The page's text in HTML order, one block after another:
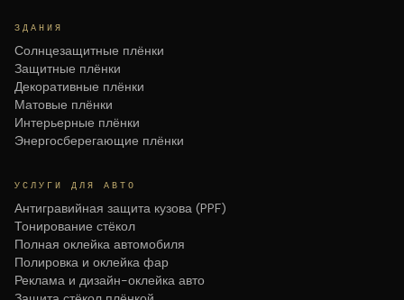
ЗДАНИЯ
Солнцезащитные плёнки
Защитные плёнки
Декоративные плёнки
Матовые плёнки
Интерьерные плёнки
Энергосберегающие плёнки
УСЛУГИ ДЛЯ АВТО
Антигравийная защита кузова (PPF)
Тонирование стёкол
Полная оклейка автомобиля
Полировка и оклейка фар
Реклама и дизайн-оклейка авто